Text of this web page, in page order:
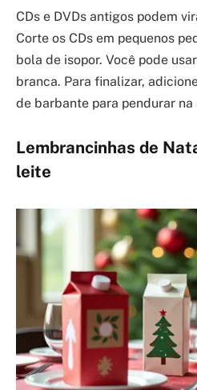
CDs e DVDs antigos podem
Corte os CDs em pequenos
bola de isopor. Você pode
branca. Para finalizar,
de barbante para pendurar na
Lembrancinhas de
leite